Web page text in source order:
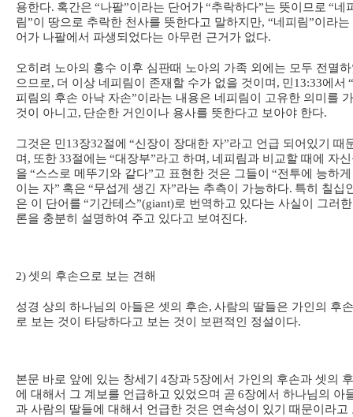
용한다. 혹간은 “나팔”이라는 단어가“추락하다”는 뜻이므로 “네
림”이 땅으로 추락한 천사를 뜻한다고 말하지만, “네피림”이라는
어가 나팔에서 파생되었다는 아무런 근거가 없다.
오히려 노아의 홍수 이후 심판때 노아의 가족 외에는 모두 전멸
으므로, 더 이상 네피림이 존재할 수가 없을 것이며 , 민 13:33에서 “
피림의 후손 아낙 자손”이라는 내용은 네피림이 고유한 의미를
것이 아니고, 단순한 거인이나 용사를 뜻한다고 보아야 한다.
그것은 민 13장32절에 “신장이 장대한 자”라고 언급 되어있기 때
며 , 또한33절에는 “대장부”라고 하며 , 네피림과 비교할 때에 자
을 “스스로 메뚜기와 같다”고 표현한 것은 그들이 “전투에 능하
이는 자” 혹은 “무섭게 생긴 자”라는 추측이 가능하다. 특히 칠십
은 이 단어를 “기간테스”(giant)로 번역하고 있다는 사실이 그러
론을 충분히 설명하여 주고 있다고 보여진다.
2)셋의 후손으로 보는 견해
성경 상의 하나님의 아들은 셋의 후손, 사람의 딸들은 가인의 후
로 보는 것이 타당하다고 보는 것이 보편적인 정설이다.
본문 바로 앞에 있는 창세기 4장과 5장에서 가인의 후손과 셋의
에 대해서 그 계보를 언급하고 있었으며 곧 6장에서 하나님의 아
과 사람의 딸들에 대해서 언급한 것은 연속성이 있기 때문이라고